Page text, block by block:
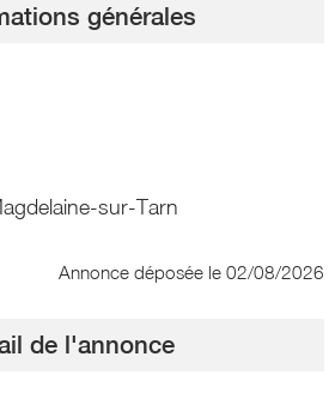
générales
sur-Tarn
Annonce déposée le 02/08/2026
de l'annonce